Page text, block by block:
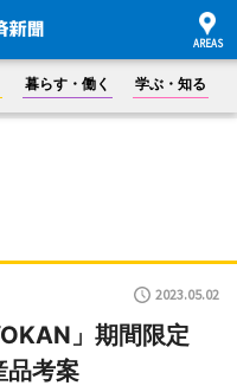
暮らす・働く 学ぶ・知る
2023.05.02
」期間限定
考案